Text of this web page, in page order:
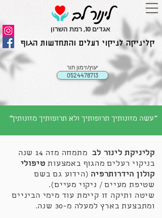
אגדים 10, רמת השרון
קליניקה לניקוי רעלים והתחדשות הגוף
יעוץ/זימון תור
0524478713
"עשה מזונותיך תרופותיך ולא תרופותיך מזונותיך"
קליניקת לינור לב
מתמחה מזה 14 שנה
בניקוי רעלים מהגוף באמצעות טיפולי
קולון הידרותרפיה (הידוע גם בשם
שטיפת מעיים / ניקוי מעיים).
שיטה ותיקה זו קיימת עוד מימי הביניים
ומתבצעת בארץ למעלה מ-30 שנה.